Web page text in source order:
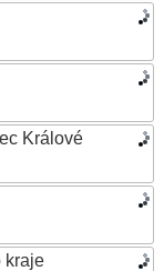
Králové
kraje